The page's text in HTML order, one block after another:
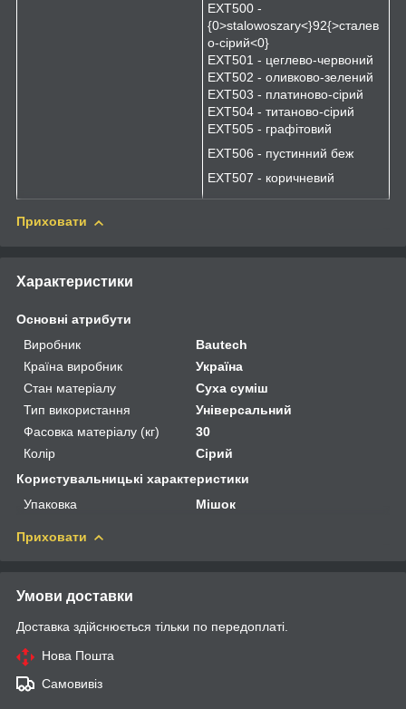
EXT500 -
{0>stalowoszary<}92{>сталев
о-сірий<0}
EXT501 - цеглево-червоний
EXT502 - оливково-зелений
EXT503 - платиново-сірий
EXT504 - титаново-сірий
EXT505 - графітовий
ЕХТ506 - пустинний беж
EXT507 - коричневий
Приховати
Характеристики
Основні атрибути
Виробник
Bautech
Країна виробник
Україна
Стан матеріалу
Суха суміш
Тип використання
Універсальний
Фасовка матеріалу (кг)
30
Колір
Сірий
Користувальницькі характеристики
Упаковка
Мішок
Приховати
Умови доставки
Доставка здійснюється тільки по передоплаті.
Нова Пошта
Самовивіз